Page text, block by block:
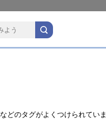
などのタグがよくつけられていま